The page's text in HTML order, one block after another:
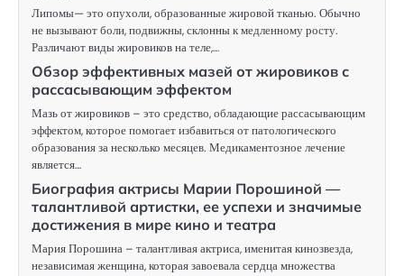
Липомы— это опухоли, образованные жировой тканью. Обычно
не вызывают боли, подвижны, склонны к медленному росту.
Различают виды жировиков на теле,…
Обзор эффективных мазей от жировиков с
рассасывающим эффектом
Мазь от жировиков – это средство, обладающие рассасывающим
эффектом, которое помогает избавиться от патологического
образования за несколько месяцев. Медикаментозное лечение
является…
Биография актрисы Марии Порошиной —
талантливой артистки, ее успехи и значимые
достижения в мире кино и театра
Мария Порошина – талантливая актриса, именитая кинозвезда,
независимая женщина, которая завоевала сердца множества